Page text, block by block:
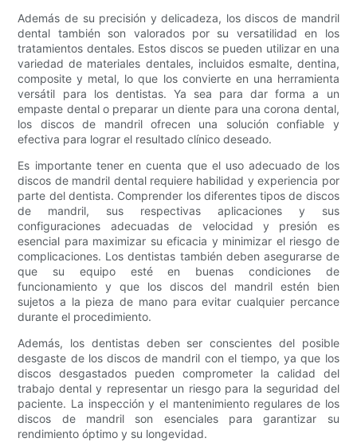
Además de su precisión y delicadeza, los discos de mandril
dental también son valorados por su versatilidad en los
tratamientos dentales. Estos discos se pueden utilizar en una
variedad de materiales dentales, incluidos esmalte, dentina,
composite y metal, lo que los convierte en una herramienta
versátil para los dentistas. Ya sea para dar forma a un
empaste dental o preparar un diente para una corona dental,
los discos de mandril ofrecen una solución confiable y
efectiva para lograr el resultado clínico deseado.
Es importante tener en cuenta que el uso adecuado de los
discos de mandril dental requiere habilidad y experiencia por
parte del dentista. Comprender los diferentes tipos de discos
de mandril, sus respectivas aplicaciones y sus
configuraciones adecuadas de velocidad y presión es
esencial para maximizar su eficacia y minimizar el riesgo de
complicaciones. Los dentistas también deben asegurarse de
que su equipo esté en buenas condiciones de
funcionamiento y que los discos del mandril estén bien
sujetos a la pieza de mano para evitar cualquier percance
durante el procedimiento.
Además, los dentistas deben ser conscientes del posible
desgaste de los discos de mandril con el tiempo, ya que los
discos desgastados pueden comprometer la calidad del
trabajo dental y representar un riesgo para la seguridad del
paciente. La inspección y el mantenimiento regulares de los
discos de mandril son esenciales para garantizar su
rendimiento óptimo y su longevidad.